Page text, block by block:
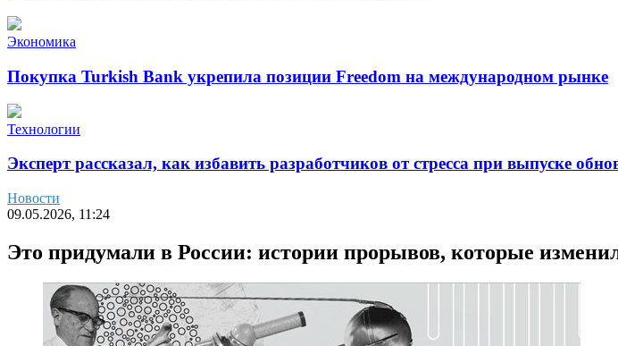
Экономика
Покупка Turkish Bank укрепила позиции Freedom на международном рынке
Технологии
Эксперт рассказал, как избавить разработчиков от стресса при выпуске
Новости
09.05.2026, 11:24
Это придумали в России: истории прорывов, которые